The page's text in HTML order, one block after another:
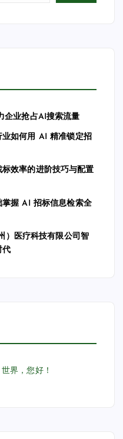
企业抢占AI搜索流量
业如何用 AI 精准锁定招
效率的进阶技巧与配置
掌握 AI 招标信息检索全
）医疗科技有限公司智
代
世界，您好！